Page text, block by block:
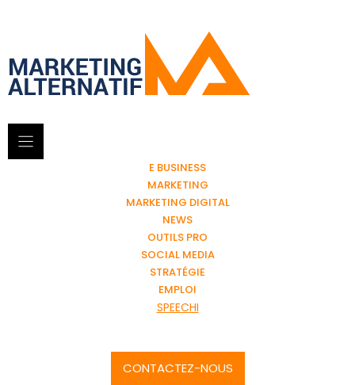
E BUSINESS
MARKETING
MARKETING DIGITAL
NEWS
OUTILS PRO
SOCIAL MEDIA
STRATÉGIE
EMPLOI
SPEECHI
CONTACTEZ-NOUS